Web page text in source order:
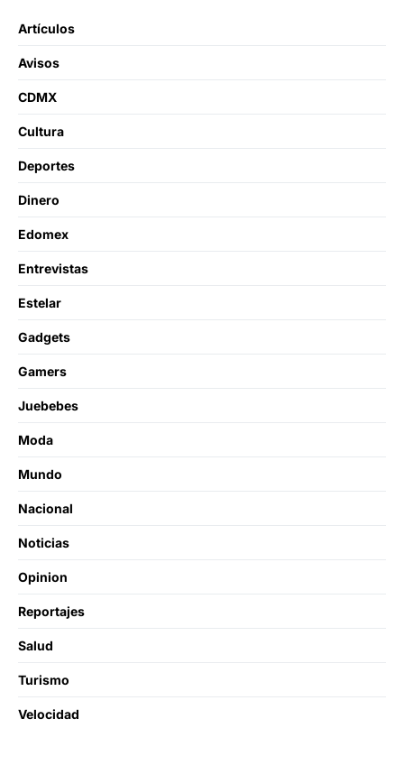
Artículos
Avisos
CDMX
Cultura
Deportes
Dinero
Edomex
Entrevistas
Estelar
Gadgets
Gamers
Juebebes
Moda
Mundo
Nacional
Noticias
Opinion
Reportajes
Salud
Turismo
Velocidad